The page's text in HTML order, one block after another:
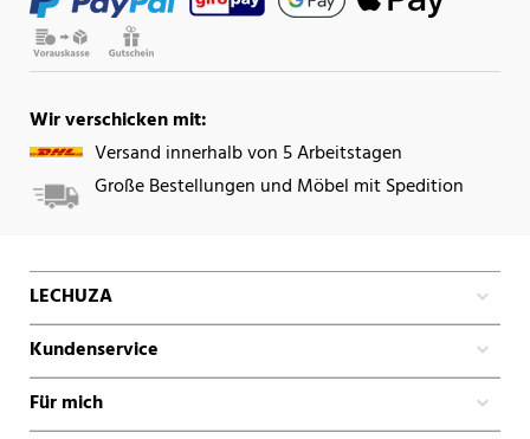
Wir verschicken mit:
Versand innerhalb von 5 Arbeitstagen
Große Bestellungen und Möbel mit Spedition
LECHUZA
Kundenservice
Für mich